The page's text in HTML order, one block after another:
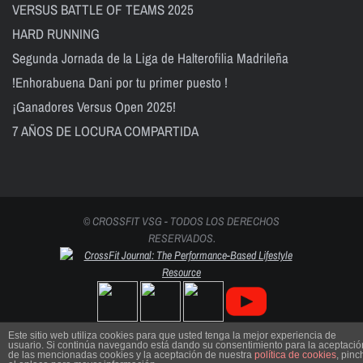
VERSUS BATTLE OF TEAMS 2025
HARD RUNNING
Segunda Jornada de la Liga de Halterofilia Madrileña
!Enhorabuena Dani por tu primer puesto !
¡Ganadores Versus Open 2025!
7 AÑOS DE LOCURA COMPARTIDA
© CROSSFIT VSG - TODOS LOS DERECHOS
RESERVADOS.
Este sitio web utiliza cookies para que usted tenga la mejor experiencia de
usuario. Si continúa navegando está dando su consentimiento para la
de las mencionadas cookies y la aceptación de nuestra política de cookies,